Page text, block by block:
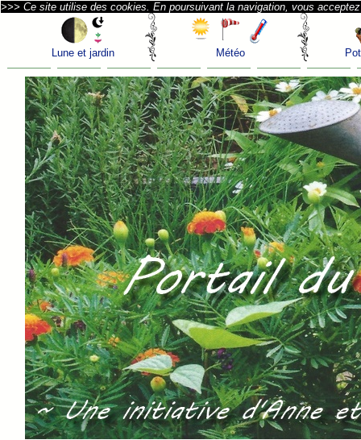
>>> Ce site utilise des cookies. En poursuivant la navigation, vous
Lune et jardin Météo